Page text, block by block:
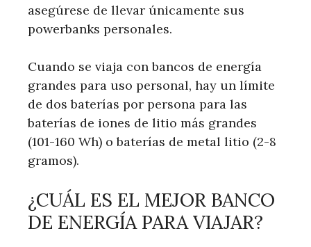
asegúrese de llevar únicamente sus
powerbanks personales.
Cuando se viaja con bancos de energía
grandes para uso personal, hay un límite
de dos baterías por persona para las
baterías de iones de litio más grandes
(101-160 Wh) o baterías de metal litio (2-8
gramos).
¿CUÁL ES EL MEJOR BANCO
DE ENERGÍA PARA VIAJAR?